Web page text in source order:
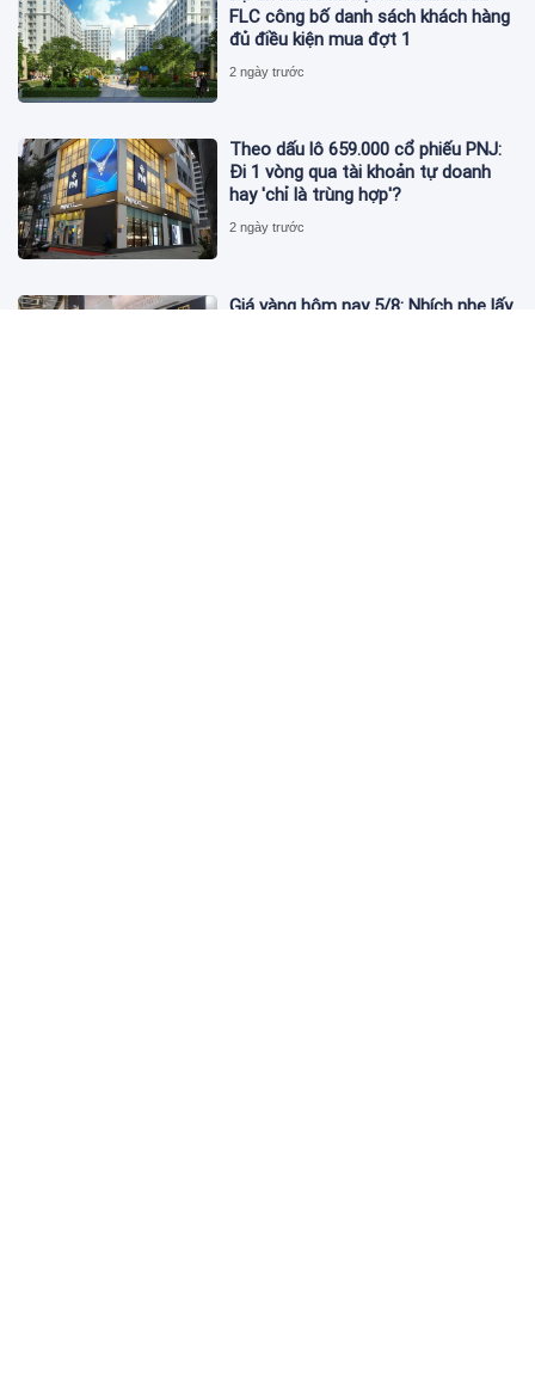
FLC công bố danh sách khách hàng
đủ điều kiện mua đợt 1
2 ngày trước
Theo dấu lô 659.000 cổ phiếu PNJ:
Đi 1 vòng qua tài khoản tự doanh
hay 'chỉ là trùng hợp'?
2 ngày trước
Giá vàng hôm nay 5/8: Nhích nhẹ lấy